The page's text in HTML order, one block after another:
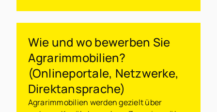
Wie und wo bewerben Sie
Agrarimmobilien?
(Onlineportale, Netzwerke,
Direktansprache)
Agrarimmobilien werden gezielt über